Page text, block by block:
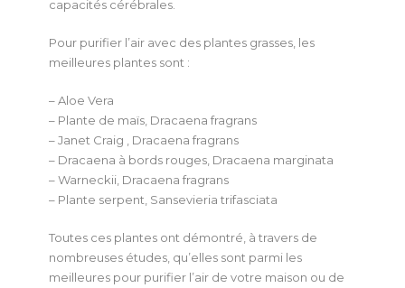
capacités cérébrales.
Pour purifier l’air avec des plantes grasses, les
meilleures plantes sont :
– Aloe Vera
– Plante de maïs, Dracaena fragrans
– Janet Craig , Dracaena fragrans
– Dracaena à bords rouges, Dracaena marginata
– Warneckii, Dracaena fragrans
– Plante serpent, Sansevieria trifasciata
Toutes ces plantes ont démontré, à travers de
nombreuses études, qu’elles sont parmi les
meilleures pour purifier l’air de votre maison ou de